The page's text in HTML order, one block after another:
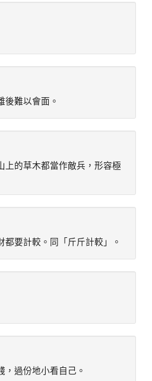
難以會面。
上的草木都當作敵兵，形容極
要計較。同「斤斤計較」。
過份地小看自己。